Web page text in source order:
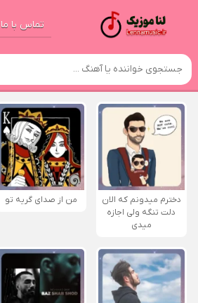
تماس با ما
دخترم میدونم که الان
دلت تنگه ولی اجازه
میدی
من از صدای گريه تو